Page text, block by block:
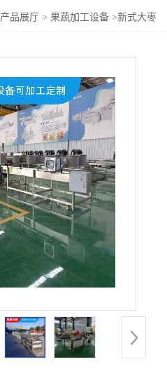
产品展厅 > 果蔬加工设备 >新式大枣